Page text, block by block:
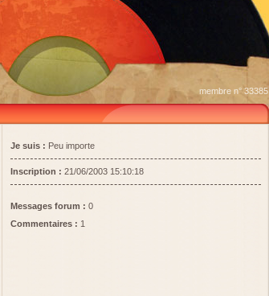
membre n° 33385
Je suis : Peu importe
Inscription : 21/06/2003 15:10:18
Messages forum : 0
Commentaires : 1